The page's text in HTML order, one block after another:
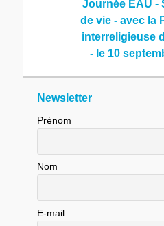
Journée EAU -
de vie - avec la
interreligieuse
- le 10
Newsletter
Prénom
Nom
E-mail